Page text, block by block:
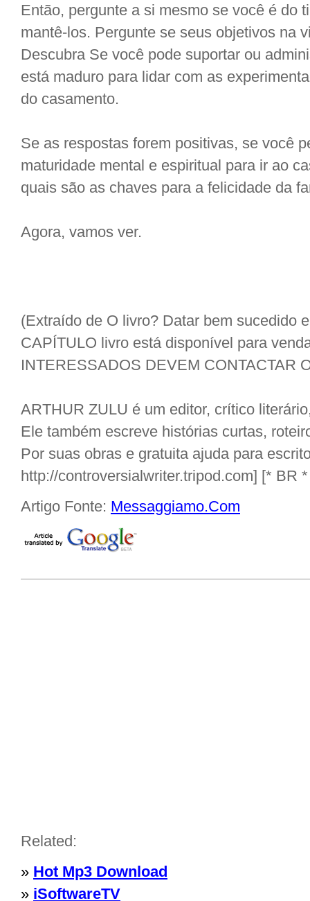
Então, pergunte a si mesmo se você é do
mantê-los. Pergunte se seus objetivos na
Descubra Se você pode suportar ou
está maduro para lidar com as
do casamento.
Se as respostas forem positivas, se você
maturidade mental e espiritual para ir ao
quais são as chaves para a felicidade da
Agora, vamos ver.
(Extraído de O livro? Datar bem sucedido
CAPÍTULO livro está disponível para
INTERESSADOS DEVEM CONTACTAR
ARTHUR ZULU é um editor, crítico
Ele também escreve histórias curtas,
Por suas obras e gratuita ajuda para
http://controversialwriter.tripod.com] [* BR
Artigo Fonte: Messaggiamo.Com
Related:
» Hot Mp3 Download
» iSoftwareTV